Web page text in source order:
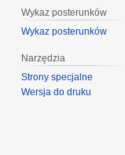
Wykaz posterunków
Wykaz posterunków
Narzędzia
Strony specjalne
Wersja do druku